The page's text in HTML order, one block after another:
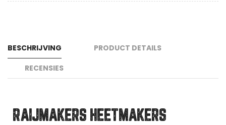
BESCHRIJVING
PRODUCT DETAILS
RECENSIES
RAIJMAKERS HEETMAKERS